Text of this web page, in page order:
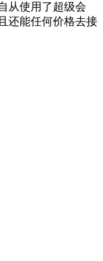
从使用了超级会
还能任何价格去接